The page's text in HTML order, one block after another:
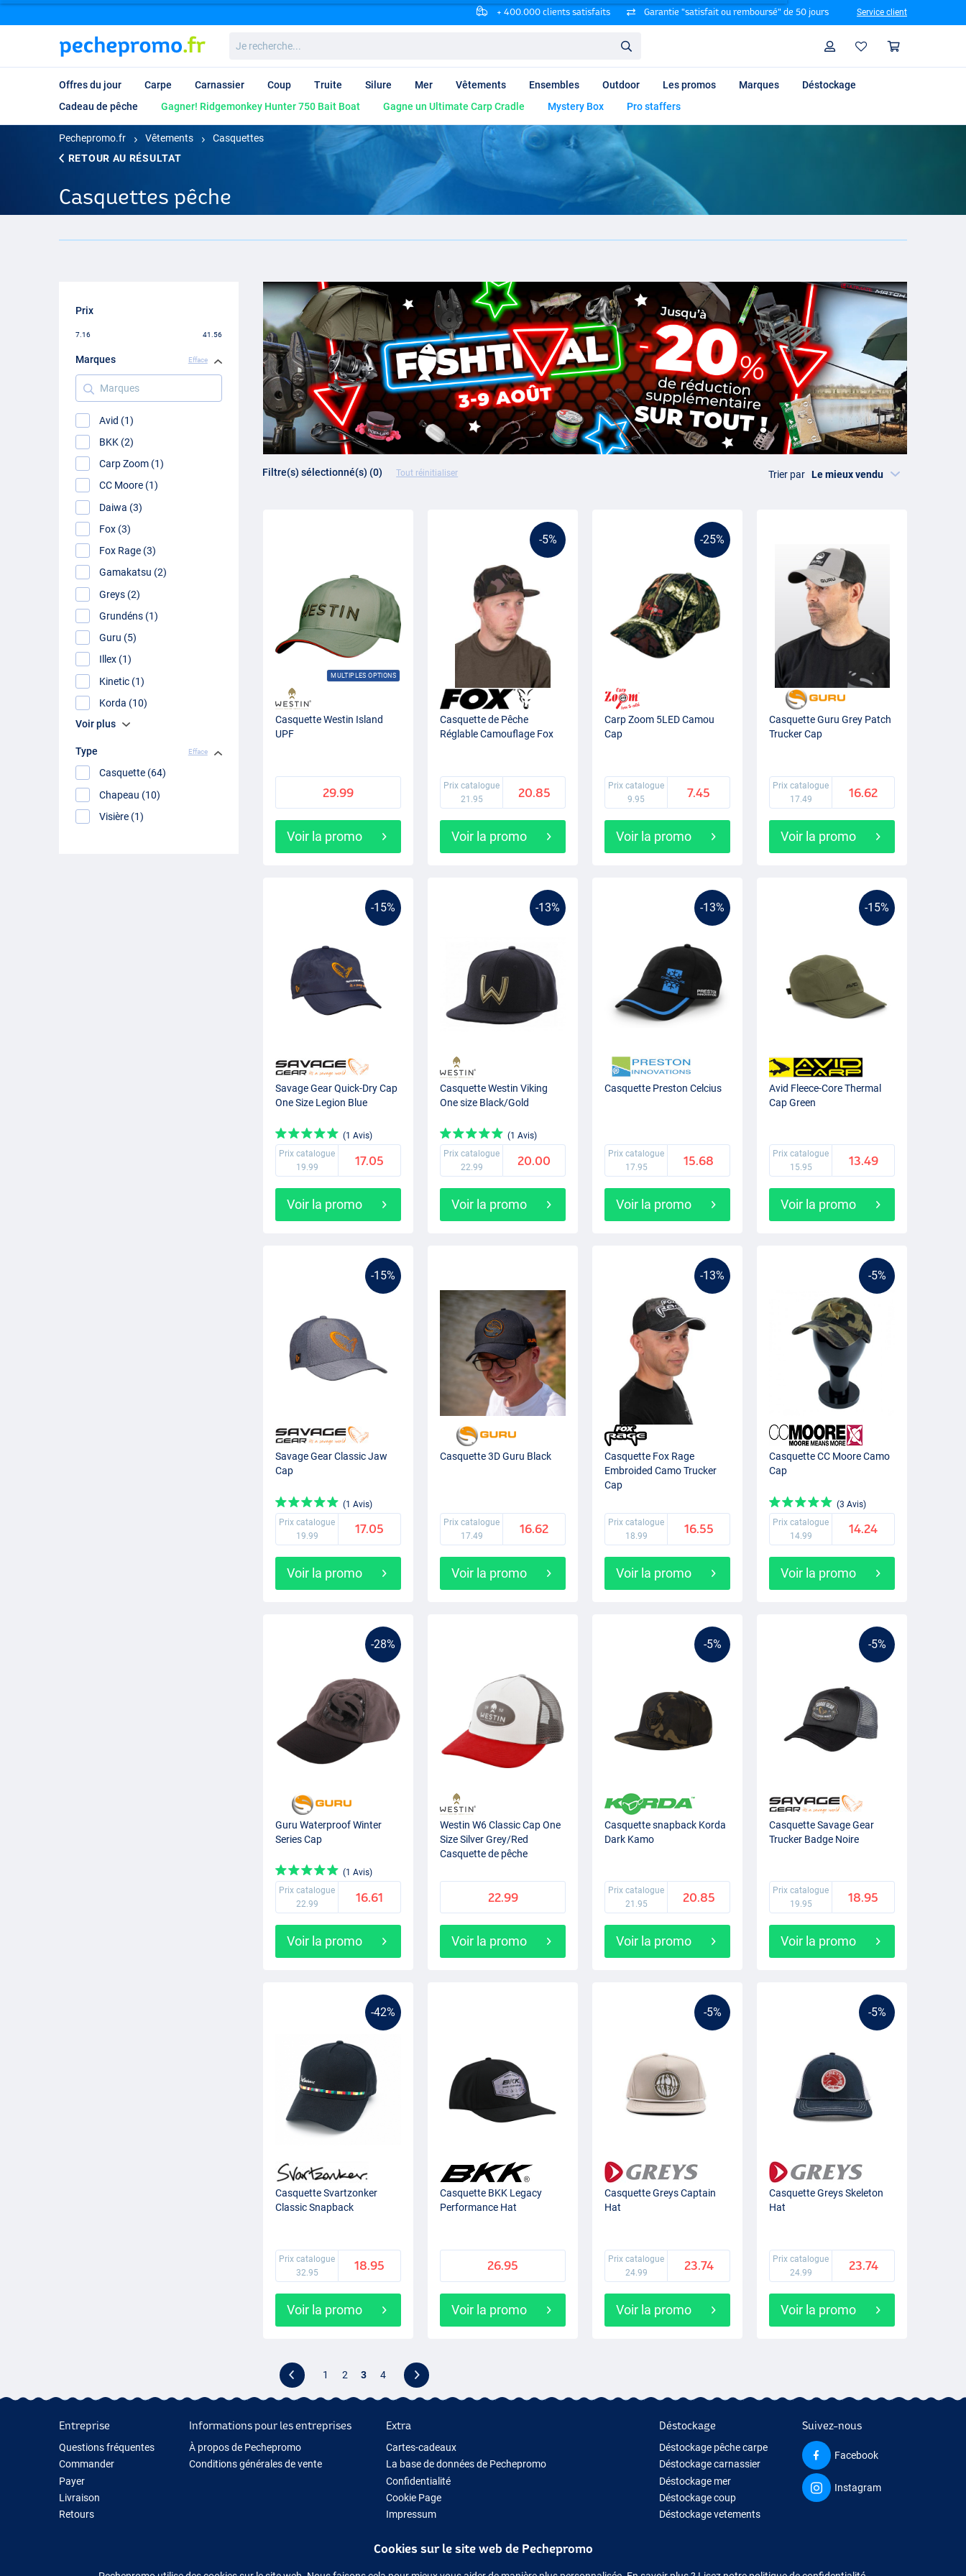
+ 400.000 clients satisfaits Garantie "satisfait ou remboursé" de 50 jours Service client
recherche...
Profil
Offres du jour Carpe Carnassier Coup Truite Silure Mer Vêtements Ensembles Outdoor Les promos Marques
Déstockage
Cadeau de pêche
Gagner! Ridgemonkey Hunter 750 Bait Boat Gagne un Ultimate Carp Cradle Mystery Box Pro staffers
Pechepromo.fr Vêtements
Casquettes
RETOUR AU RÉSULTAT
Casquettes pêche
Prix
7.16 41.56
Marques Efface
Marques
Avid (1)
BKK (2)
Carp Zoom (1)
CC Moore (1)
Daiwa (3)
Fox (3)
Fox Rage (3)
Gamakatsu (2)
Greys (2)
Grundéns (1)
Guru (5)
Illex (1)
Kinetic (1)
Korda (10)
Voir plus
Type Efface
Casquette (64)
Chapeau (10)
Visière (1)
Filtre(s) sélectionné(s) (0) Tout réinitialiser Trier par
MULTIPLES OPTIONS
Casquette Westin Island
UPF
29.99
Voir la promo
-5%
Casquette de Pêche
Réglable Camouflage Fox
Prix catalogue
21.95
20.85
Voir la promo
-25%
Carp Zoom 5LED Camou
Cap
Prix catalogue
9.95
7.45
Voir la promo
Casquette Guru Grey Patch
Trucker Cap
Prix catalogue
17.49
16.62
Voir la promo
-15%
Savage Gear Quick-Dry Cap
One Size Legion Blue
(1 Avis)
Prix catalogue
19.99
17.05
Voir la promo
-13%
Casquette Westin Viking
One size Black/Gold
(1 Avis)
Prix catalogue
22.99
20.00
Voir la promo
-13%
Casquette Preston Celcius
Prix catalogue
17.95
15.68
Voir la promo
-15%
Avid Fleece-Core Thermal
Cap Green
Prix catalogue
15.95
13.49
Voir la promo
-15%
Savage Gear Classic Jaw
Cap
(1 Avis)
Prix catalogue
19.99
17.05
Voir la promo
Casquette 3D Guru Black
Prix catalogue
17.49
16.62
Voir la promo
-13%
Casquette Fox Rage
Embroided Camo Trucker
Cap
Prix catalogue
18.99
16.55
Voir la promo
-5%
Casquette CC Moore Camo
Cap
(3 Avis)
Prix catalogue
14.99
14.24
Voir la promo
-28%
Guru Waterproof Winter
Series Cap
(1 Avis)
Prix catalogue
22.99
16.61
Voir la promo
Westin W6 Classic Cap One
Size Silver Grey/Red
Casquette de pêche
22.99
Voir la promo
-5%
Casquette snapback Korda
Dark Kamo
Prix catalogue
21.95
20.85
Voir la promo
-5%
Casquette Savage Gear
Trucker Badge Noire
Prix catalogue
19.95
18.95
Voir la promo
-42%
Casquette Svartzonker
Classic Snapback
Prix catalogue
32.95
18.95
Voir la promo
Casquette BKK Legacy
Performance Hat
26.95
Voir la promo
-5%
Casquette Greys Captain
Hat
Prix catalogue
24.99
23.74
Voir la promo
-5%
Casquette Greys Skeleton
Hat
Prix catalogue
24.99
23.74
Voir la promo
1 2 3 4
Entreprise
Questions fréquentes
Commander
Payer
Livraison
Retours
Informations pour les entreprises
À propos de Pechepromo
Conditions générales de vente
Extra
Cartes-cadeaux
La base de données de Pechepromo
Confidentialité
Cookie Page
Impressum
Nouveau Matériel de Pêche
Déstockage
Déstockage pêche carpe
Déstockage carnassier
Déstockage mer
Déstockage coup
Déstockage vetements
Suivez-nous
Facebook
Instagram
Cookies sur le site web de Pechepromo